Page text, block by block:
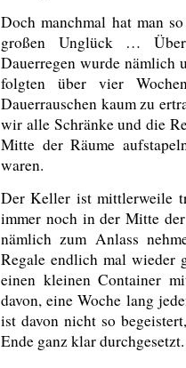
Doch manchmal hat man
großen Unglück …
Dauerregen wurde nämlich
folgten über vier
Dauerrauschen kaum zu
wir alle Schränke und die
Mitte der Räume
waren.
Der Keller ist mittlerweile
immer noch in der Mitte
nämlich zum Anlass
Regale endlich mal wieder
einen kleinen Container
davon, eine Woche lang
ist davon nicht so
Ende ganz klar